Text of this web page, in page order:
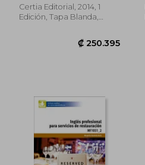
Cliente
Certia Editorial, 2014, 1
Edición, Tapa Blanda,